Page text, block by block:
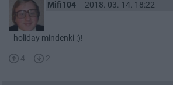
Mifi104 2018. 03. 14. 18:22
holiday mindenki :)!
4 2